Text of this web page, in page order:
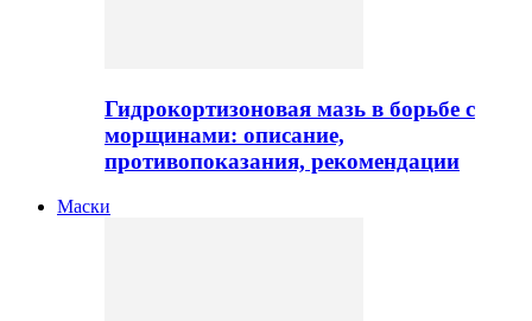
Гидрокортизоновая мазь в борьбе с
морщинами: описание,
противопоказания, рекомендации
Маски